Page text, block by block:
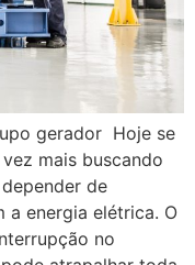
gerador Hoje se
mais buscando
de
a energia elétrica. O
no